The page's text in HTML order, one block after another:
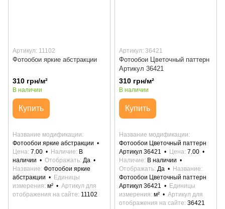
Артикул: 11102
Фотообои яркие абстракции
310 грн/м²
В наличии
Купить
Название модификации
Фотообои яркие абстракции
Цена 7.00 Наличие
В
наличии
Отображать Да
Название Фотообои яркие
абстракции
Единицы
измерения м²
Артикул для
отображения на сайте 11102
Артикул: 36421
Фотообои Цветочный паттерн
Артикул 36421
310 грн/м²
В наличии
Купить
Название модификации
Фотообои Цветочный паттерн
Артикул 36421
Цена 7.00
Наличие
В наличии
Отображать Да
Название
Фотообои Цветочный паттерн
Артикул 36421
Единицы
измерения м²
Артикул для
отображения на сайте 36421